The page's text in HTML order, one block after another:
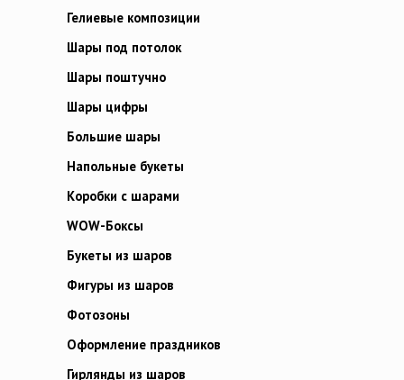
Гелиевые композиции
Шары под потолок
Шары поштучно
Шары цифры
Большие шары
Напольные букеты
Коробки с шарами
WOW-Боксы
Букеты из шаров
Фигуры из шаров
Фотозоны
Оформление праздников
Гирлянды из шаров